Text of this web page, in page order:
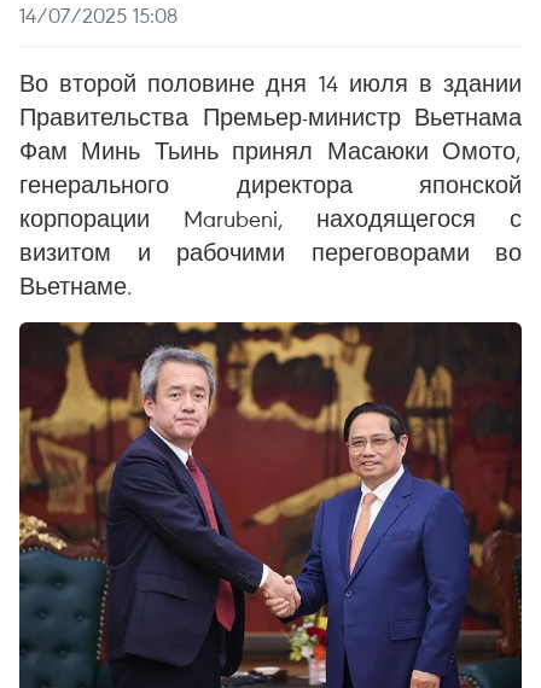
14/07/2025 15:08
Во второй половине дня 14 июля в здании
Правительства Премьер-министр Вьетнама
Фам Минь Тьинь принял Масаюки Омото,
генерального директора японской
корпорации Marubeni, находящегося с
визитом и рабочими переговорами во
Вьетнаме.